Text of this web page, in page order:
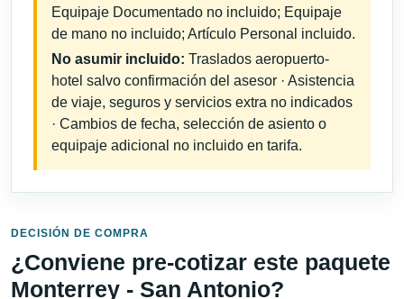
Equipaje Documentado no incluido; Equipaje
de mano no incluido; Artículo Personal incluido.
No asumir incluido: Traslados aeropuerto-
hotel salvo confirmación del asesor · Asistencia
de viaje, seguros y servicios extra no indicados
· Cambios de fecha, selección de asiento o
equipaje adicional no incluido en tarifa.
DECISIÓN DE COMPRA
¿Conviene pre-cotizar este paquete
Monterrey - San Antonio?